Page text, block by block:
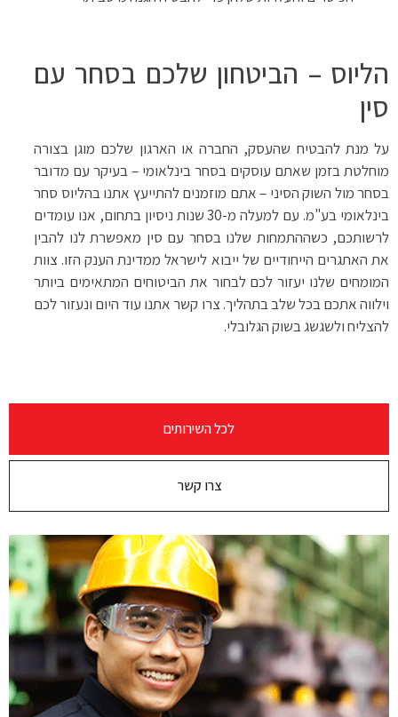
הליוס – הביטחון שלכם בסחר עם
סין
על מנת להבטיח שהעסק, החברה או הארגון שלכם מוגן בצורה
מוחלטת בזמן שאתם עוסקים בסחר בינלאומי – בעיקר עם מדובר
בסחר מול השוק הסיני – אתם מוזמנים להתייעץ אתנו בהליוס סחר
בינלאומי בע"מ. עם למעלה מ-30 שנות ניסיון בתחום, אנו עומדים
לרשותכם, כשההתמחות שלנו בסחר עם סין מאפשרת לנו להבין
את האתגרים הייחודיים של ייבוא לישראל ממדינת הענק הזו. צוות
המומחים שלנו יעזור לכם לבחור את הביטוחים המתאימים ביותר
וילווה אתכם בכל שלב בתהליך. צרו קשר אתנו עוד היום ונעזור לכם
להצליח ולשגשג בשוק הגלובלי.
לכל השירותים
צרו קשר